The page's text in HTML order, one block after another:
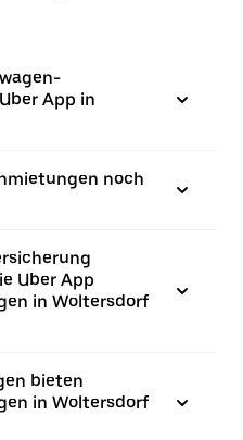
App in
noch
Uber App
in Woltersdorf
bieten
in Woltersdorf